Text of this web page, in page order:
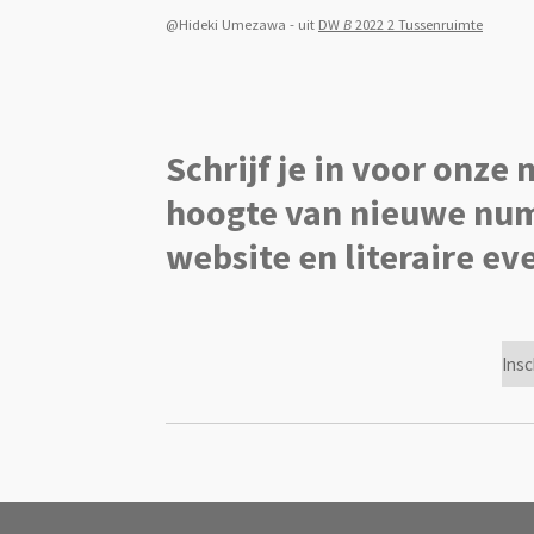
@Hideki Umezawa - uit DW B 2022 2 Tussenruimte
Schrijf je in voor onze
hoogte van nieuwe
website en literaire